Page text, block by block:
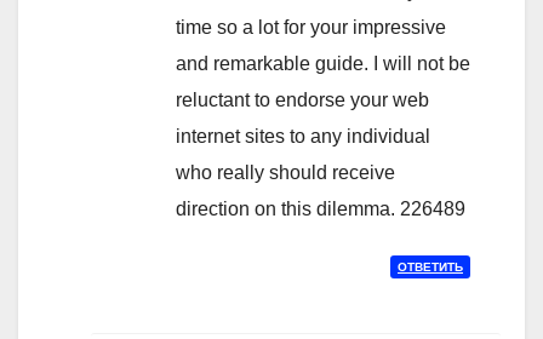
time so a lot for your impressive
and remarkable guide. I will not be
reluctant to endorse your web
internet sites to any individual
who really should receive
direction on this dilemma. 226489
ОТВЕТИТЬ